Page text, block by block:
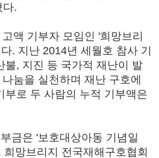
다.
액 기부자 모임인 '희망브리
. 지난 2014년 세월호 참사 기
불, 지진 등 국가적 재난이 발
눔을 실천하며 재난 구호에
부로 두 사람의 누적 기부액은
금은 '보호대상아동 기념일
망브리지 전국재해구호협회